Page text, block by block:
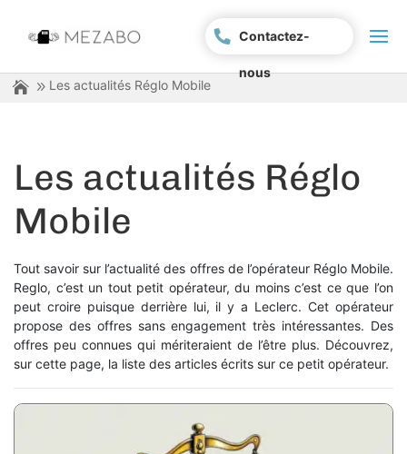
Contactez-
nous
Les actualités Réglo Mobile
Les actualités Réglo
Mobile
Tout savoir sur l’actualité des offres de l’opérateur Réglo Mobile.
Reglo, c’est un tout petit opérateur, du moins c’est ce que l’on
peut croire puisque derrière lui, il y a Leclerc. Cet opérateur
propose des offres sans engagement très intéressantes. Des
offres peu connues qui mériteraient de l’être plus. Découvrez,
sur cette page, la liste des articles écrits sur ce petit opérateur.